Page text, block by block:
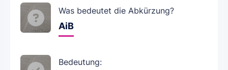
Was bedeutet die Abkürzung?
AiB
Bedeutung: